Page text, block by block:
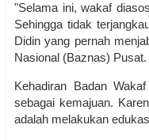
"Selama ini, wakaf
Sehingga tidak
Didin yang pernah
Nasional (Baznas) Pusat.
Kehadiran Badan
sebagai kemajuan.
adalah melakukan